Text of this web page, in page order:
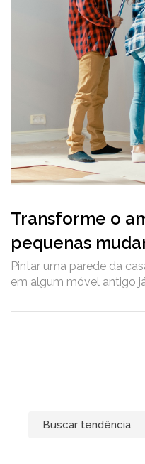
Transforme o
pequenas
Pintar uma parede da
em algum móvel antigo